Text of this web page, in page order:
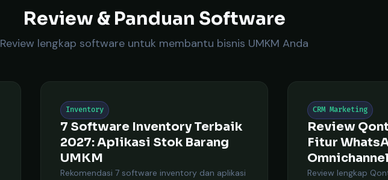
Review & Panduan Software
Review lengkap software untuk membantu bisnis UMKM Anda
Inventory
7 Software Inventory Terbaik
2027: Aplikasi Stok Barang
UMKM
Rekomendasi 7 software inventory dan aplikasi
CRM Marketing
Review
Fitur
Review lengkap